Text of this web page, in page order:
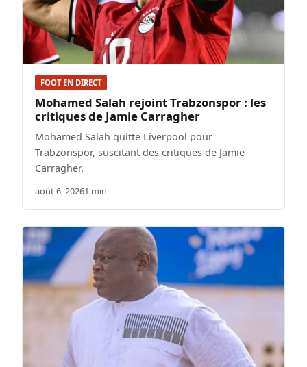
FOOT EN DIRECT
Mohamed Salah rejoint Trabzonspor : les
critiques de Jamie Carragher
Mohamed Salah quitte Liverpool pour
Trabzonspor, suscitant des critiques de Jamie
Carragher.
août 6, 20261 min